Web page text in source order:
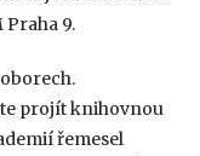
9.
projít knihovnou
řemesel